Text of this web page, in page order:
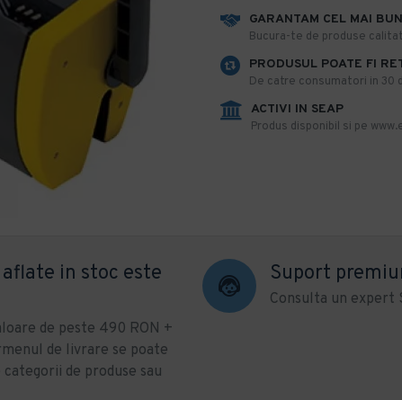
GARANTAM CEL MAI
​Bucura-te de produse
PRODUSUL POATE FI
De catre consumatori in 30
ACTIVI IN SEAP
Produs disponibil si pe
in stoc este
de peste 490 RON +
de livrare se poate
de produse sau
Suport
Consulta un expert